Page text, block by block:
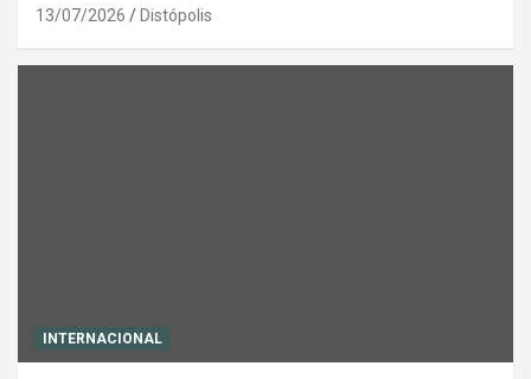
13/07/2026 Distópolis
INTERNACIONAL